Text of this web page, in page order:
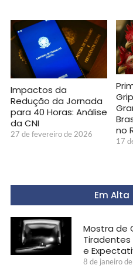
Impactos da
Redução da Jornada
para 40 Horas: Análise
da CNI
27 de fevereiro de 2026
no
17
Em Alta
Mostra de
Tiradentes
e
8 de janeiro